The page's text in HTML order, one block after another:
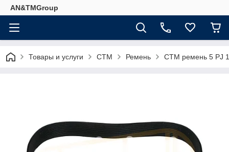
AN&TMGroup
Товары и услуги СТМ Ремень СТМ ремень 5 PJ